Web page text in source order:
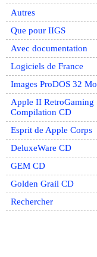
Autres
Que pour IIGS
Avec documentation
Logiciels de France
Images ProDOS 32 Mo
Apple II RetroGaming
Compilation CD
Esprit de Apple Corps
DeluxeWare CD
GEM CD
Golden Grail CD
Rechercher